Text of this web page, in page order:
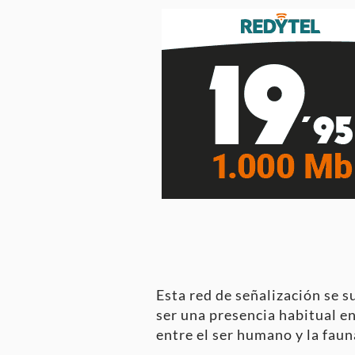
Esta red de señalización se
ser una presencia habitual
entre el ser humano y la